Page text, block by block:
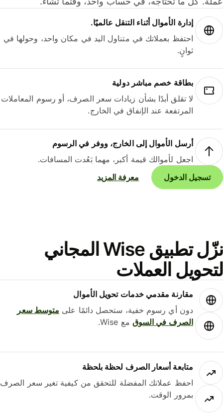
إدارة الأموال أثناء التنقل عالميًا.
احتفظ بعملاتك في متناول اليد في مكان واحد، وحولها في
ثوانٍ.
بطاقة خصم مباشر دولية
لا تقلق أبدًا بشأن زيادات سعر الصرف، أو رسوم المعاملات
المرتفعة عند الإنفاق في الخارج.
أرسل الأموال إلى الخارج، ووفر في الرسوم
اجعل لأموالك قيمة أكبر، مهما بَعُدت المسافات.
تسجيل الدخول
معرفة المزيد
نزّل تطبيق Wise المجاني
العملات
مقارنة مقدمي خدمات تحويل الأموال
دون أي رسوم خفية، ستحصل دائمًا علىمتوسط ​​سعر
الصرف في السوقمع Wise.
متابعة أسعار الصرف لحظة بلحظة
احفظ عملاتك المفضلة للتحقق من كيفية تغير سعر الصرف
بمرور الوقت.